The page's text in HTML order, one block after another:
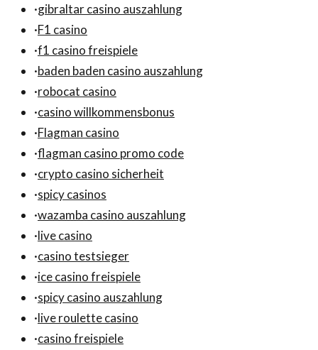
·gibraltar casino auszahlung
·F1 casino
·f1 casino freispiele
·baden baden casino auszahlung
·robocat casino
·casino willkommensbonus
·Flagman casino
·flagman casino promo code
·crypto casino sicherheit
·spicy casinos
·wazamba casino auszahlung
·live casino
·casino testsieger
·ice casino freispiele
·spicy casino auszahlung
·live roulette casino
·casino freispiele